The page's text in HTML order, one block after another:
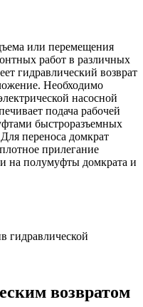
или перемещения
работ в различных
гидравлический возврат
Необходимо
насосной
подача рабочей
быстроразъемных
переноса домкрат
прилегание
на полумуфты домкрата и
гидравлической
возвратом